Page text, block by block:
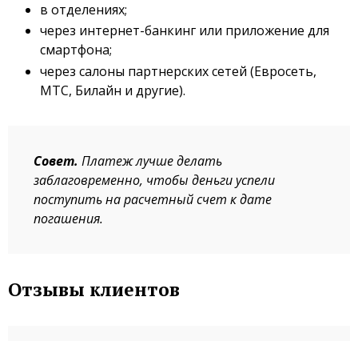
в отделениях;
через интернет-банкинг или приложение для
смартфона;
через салоны партнерских сетей (Евросеть,
МТС, Билайн и другие).
Совет. Платеж лучше делать
заблаговременно, чтобы деньги успели
поступить на расчетный счет к дате
погашения.
Отзывы клиентов